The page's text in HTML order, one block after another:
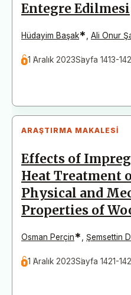
Entegre Edilmesi
Hüdayim Başak* Ali Onur
1 Aralık 2023Sayfa 1413-
ARAŞTIRMA MAKALESI
Effects of
Heat Treatment
Physical and
Properties of
Osman Perçin* Şemsettin
1 Aralık 2023Sayfa 1421-